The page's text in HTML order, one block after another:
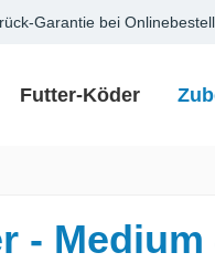
Garantie bei
Futter-Köder
- Medium